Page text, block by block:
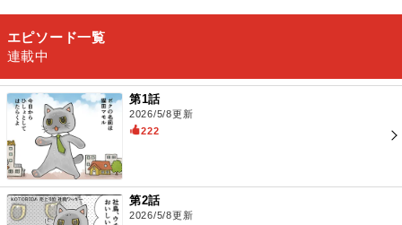
エピソード一覧
連載中
第1話
2026/5/8更新
222
第2話
2026/5/8更新